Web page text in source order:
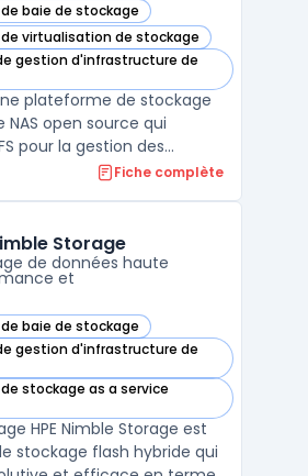
baie de stockage
dans cette catégorie
virtualisation de stockage
dans cette catégorie
gestion d'infrastructure de
dans cette catégorie
plateforme de stockage
open source qui
pour la gestion des
et la réplication. Elle
scale-up/scale-out) afin de
bes ...
Fiche complète
Storage
de données haute
et
baie de stockage
Storage dans cette catégorie
gestion d'infrastructure de
Storage dans cette catégorie
stockage as a service
Storage dans cette catégorie
HPE Nimble Storage est
stockage flash hybride qui